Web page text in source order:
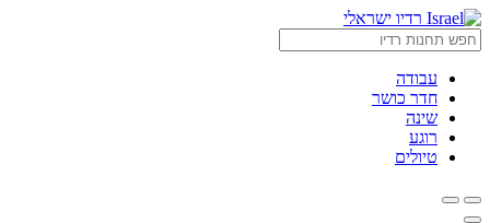
רדיו ישראלי
עבודה
חדר כושר
שינה
רוגע
טיולים